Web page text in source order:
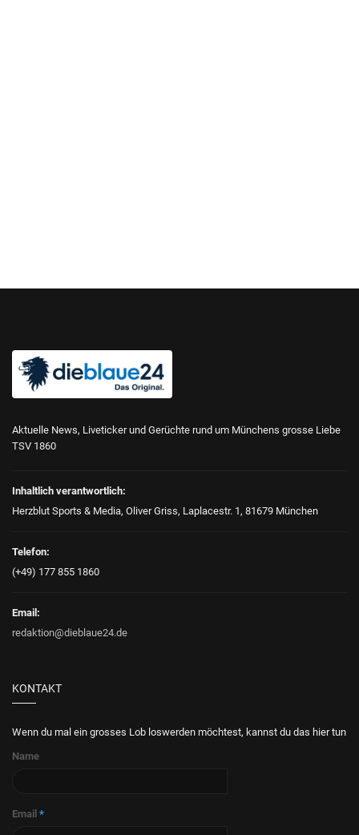
Aktuelle News, Liveticker und Gerüchte rund um Münchens grosse Liebe
TSV 1860
Inhaltlich verantwortlich:
Herzblut Sports & Media, Oliver Griss, Laplacestr. 1, 81679 München
Telefon:
(+49) 177 855 1860
Email:
redaktion@dieblaue24.de
KONTAKT
Wenn du mal ein grosses Lob loswerden möchtest, kannst du das hier tun
Name
Email *